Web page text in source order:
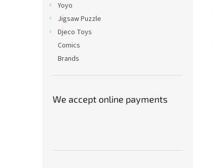
Yoyo
Jigsaw Puzzle
Djeco Toys
Comics
Brands
We accept online payments